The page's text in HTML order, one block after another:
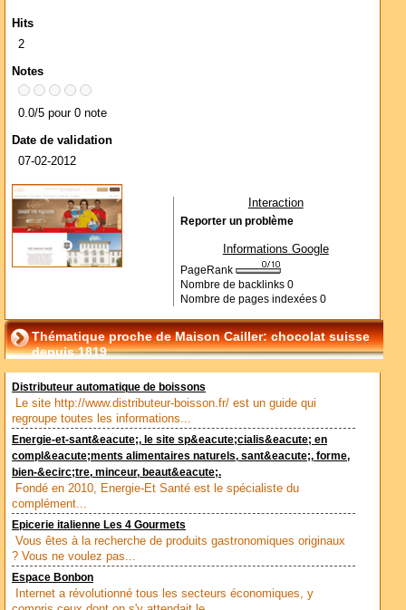
Hits
2
Notes
0.0/5 pour 0 note
Date de validation
07-02-2012
Interaction
Reporter un problème
Informations Google
PageRank
Nombre de backlinks 0
Nombre de pages indexées 0
Thématique proche de Maison Cailler: chocolat suisse
depuis 1819
Distributeur automatique de boissons
Le site http://www.distributeur-boisson.fr/ est un guide qui
regroupe toutes les informations...
Energie-et-sant&eacute;, le site sp&eacute;cialis&eacute; en
compl&eacute;ments alimentaires naturels, sant&eacute;, forme,
bien-&ecirc;tre, minceur, beaut&eacute;.
Fondé en 2010, Energie-Et Santé est le spécialiste du
complément...
Epicerie italienne Les 4 Gourmets
Vous êtes à la recherche de produits gastronomiques originaux
? Vous ne voulez pas...
Espace Bonbon
Internet a révolutionné tous les secteurs économiques, y